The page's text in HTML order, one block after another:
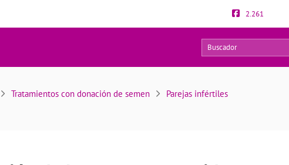
2.261
de los espermatozoides
28 0
Tratamientos con donación de semen Parejas infértiles